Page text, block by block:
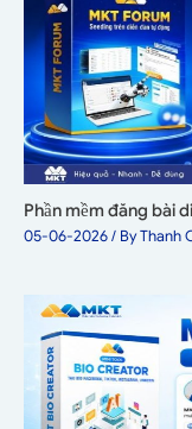
Phần mềm đăng bài
05-06-2026/ ByThanh